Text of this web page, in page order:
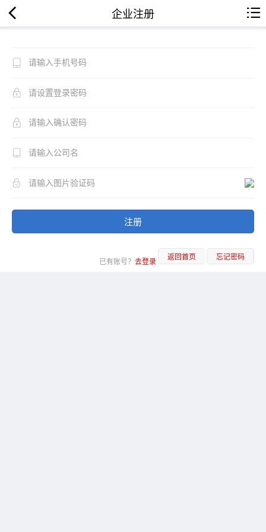
企业注册
注册
已有账号？ 去登录 返回首页 忘记密码